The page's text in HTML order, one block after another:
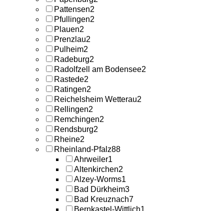
Pattensen2
Pfullingen2
Plauen2
Prenzlau2
Pulheim2
Radeburg2
Radolfzell am Bodensee2
Rastede2
Ratingen2
Reichelsheim Wetterau2
Rellingen2
Remchingen2
Rendsburg2
Rheine2
Rheinland-Pfalz88
Ahrweiler1
Altenkirchen2
Alzey-Worms1
Bad Dürkheim3
Bad Kreuznach7
Bernkastel-Wittlich1